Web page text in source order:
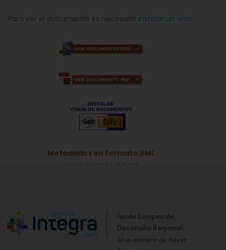
Para ver el documento es necesario instalar un visor
Metadados en formato XML
MARC 21 | ESE | OAI DC
Fondo Europeo de
Desarrollo Regional.
Una manera de hacer